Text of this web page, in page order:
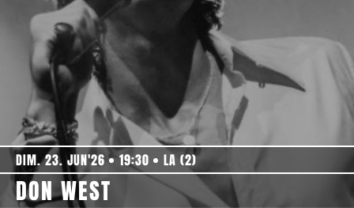
DIM. 23. JUN'26 19:30 LA (2)
DON WEST